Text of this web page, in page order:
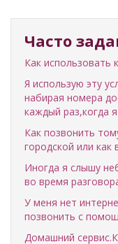
Часто
Как использовать
Я использую эту
набирая номера
каждый раз,когда
Как позвонить
городской или как
Иногда я слышу
во время
У меня нет
позвонить с
Домашний